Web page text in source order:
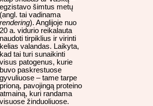
egzistavo šimtus metų
(angl. tai vadinama
rendering). Anglijoje nuo
20 a. vidurio reikalauta
naudoti tirpiklius ir virinti
kelias valandas. Laikyta,
kad tai turi sunaikinti
visus patogenus, kurie
buvo paskrestuose
gyvuliuose – tame tarpe
prioną, pavojingą proteino
atmainą, kuri randama
visuose žinduoliuose.